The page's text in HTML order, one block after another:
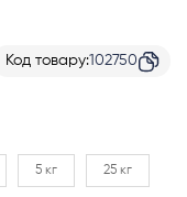
Код товару 102750
5 кг 25 кг